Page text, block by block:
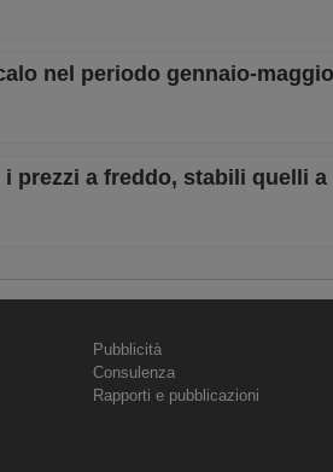
nel periodo gennaio-
prezzi a freddo, stabili quelli
Pubblicità
Consulenza
Rapporti e pubblicazioni